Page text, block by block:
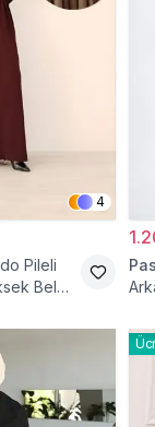
4
Pileli
Bel